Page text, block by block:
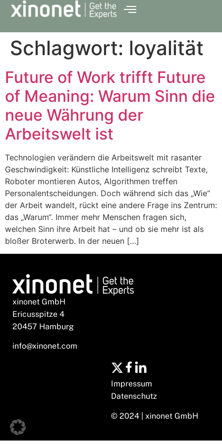
Schlagwort: loyalität
Future of Work trifft Future
of Meaning: Warum Sinn die
neue Währung der
Arbeitswelt ist
Technologien verändern die Arbeitswelt mit rasanter
Geschwindigkeit: Künstliche Intelligenz schreibt Texte,
Roboter montieren Autos, Algorithmen treffen
Personalentscheidungen. Doch während sich das „Wie“
der Arbeit wandelt, rückt eine andere Frage ins Zentrum:
das „Warum“. Immer mehr Menschen fragen sich,
welchen Sinn ihre Arbeit hat – und ob sie mehr ist als
bloßer Broterwerb. In der neuen […]
xinonet GmbH
Ericusspitze 4
20457 Hamburg
info@xinonet.com
Impressum
Datenschutz
© 2024 | xinonet GmbH